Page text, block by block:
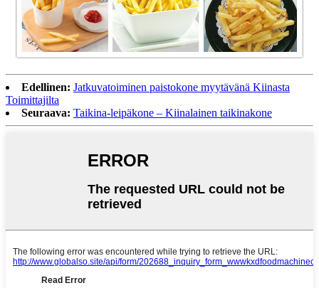
Edellinen: Jatkuvatoiminen paistokone myytävänä Kiinasta
Toimittajilta
Seuraava: Taikina-leipäkone – Kiinalainen taikinakone